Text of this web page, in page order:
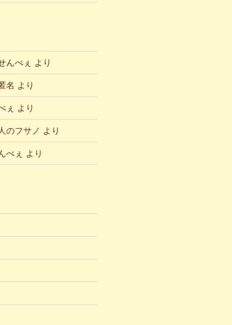
んべぇ より
名 より
ぇ より
のフサノ より
べぇ より